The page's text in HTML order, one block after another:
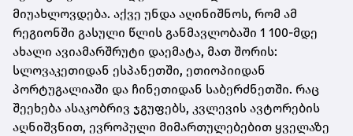
მიუახლოვდება. აქვე უნდა აღინიშნოს, რომ ამ
რეგიონში გასული წლის განმავლობაში 1 100-მდე
ახალი ავიამარშრუტი დაემატა, მათ შორის:
სლოვაკეთიდან ესპანეთში, ეთიოპიიდან
პორტუგალიაში და ჩინეთიდან საბერძნეთში. რაც
შეეხება ასაკობრივ ჯგუფებს, კვლევის ავტორების
აღნიშვნით, ევროპული მიმართულებებით ყველაზე